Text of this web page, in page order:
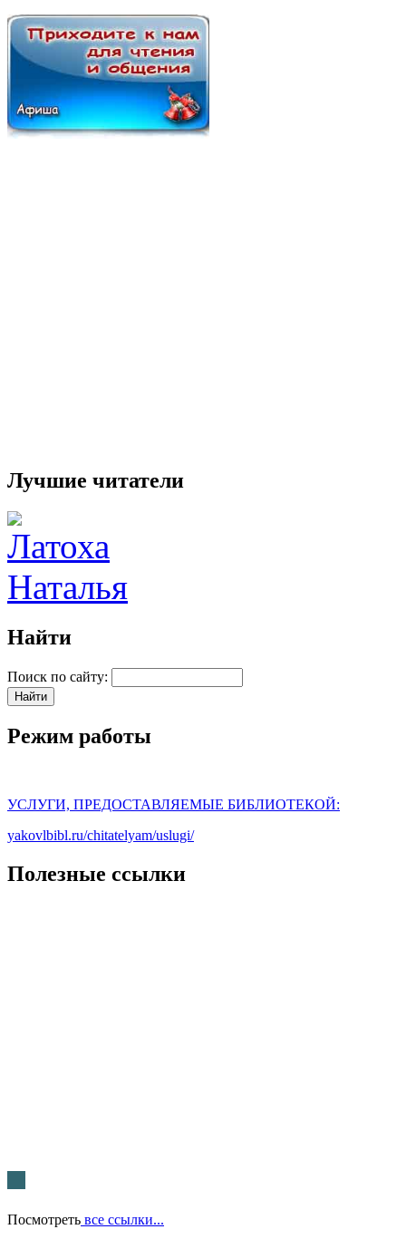
Лучшие читатели
Найти
Поиск по сайту:
Режим работы
УСЛУГИ, ПРЕДОСТАВЛЯЕМЫЕ БИБЛИОТЕКОЙ:
yakovlbibl.ru/chitatelyam/uslugi/
Полезные ссылки
Посмотреть все ссылки...